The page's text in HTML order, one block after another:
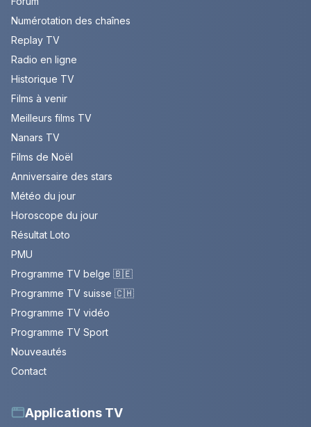
Numérotation des chaînes
Replay TV
Radio en ligne
Historique TV
Films à venir
Meilleurs films TV
Nanars TV
Films de Noël
Anniversaire des stars
Météo du jour
Horoscope du jour
Résultat Loto
PMU
Programme TV belge 🇧🇪
Programme TV suisse 🇨🇭
Programme TV vidéo
Programme TV Sport
Nouveautés
Contact
Applications TV